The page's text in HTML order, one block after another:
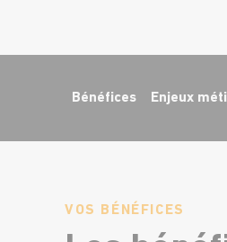
Bénéfices Enjeux
VOS BÉNÉFICES